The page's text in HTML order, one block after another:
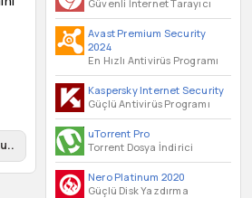
Güvenli İnternet Tarayıcı
Avast Premium Security
2024
En Hızlı Antivirüs Programı
Kaspersky Internet Security
Güçlü Antivirüs Programı
uTorrent Pro
Torrent Dosya İndirici
Nero Platinum 2020
Güçlü Disk Yazdırma